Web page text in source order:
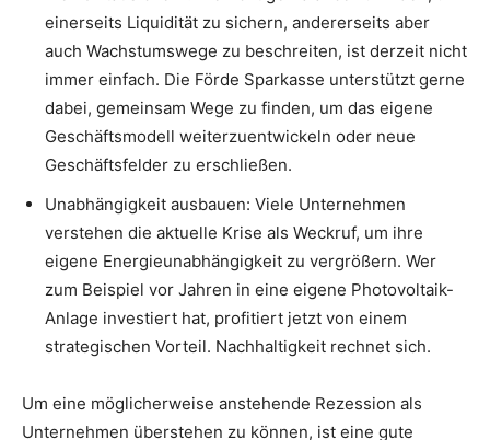
einerseits Liquidität zu sichern, andererseits aber
auch Wachstumswege zu beschreiten, ist derzeit nicht
immer einfach. Die Förde Sparkasse unterstützt gerne
dabei, gemeinsam Wege zu finden, um das eigene
Geschäftsmodell weiterzuentwickeln oder neue
Geschäftsfelder zu erschließen.
Unabhängigkeit ausbauen: Viele Unternehmen
verstehen die aktuelle Krise als Weckruf, um ihre
eigene Energieunabhängigkeit zu vergrößern. Wer
zum Beispiel vor Jahren in eine eigene Photovoltaik-
Anlage investiert hat, profitiert jetzt von einem
strategischen Vorteil. Nachhaltigkeit rechnet sich.
Um eine möglicherweise anstehende Rezession als
Unternehmen überstehen zu können, ist eine gute